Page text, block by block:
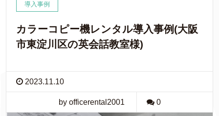
導入事例
カラーコピー機レンタル導入事例(大阪
市東淀川区の英会話教室様)
2023.11.10
by officerental2001 0